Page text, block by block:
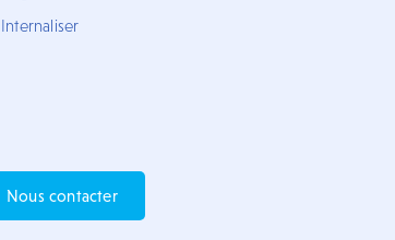
Internaliser
Nous contacter